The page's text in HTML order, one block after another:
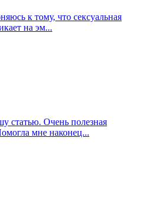
к тому, что сексуальная
на эм...
статью. Очень полезная
мне наконец...